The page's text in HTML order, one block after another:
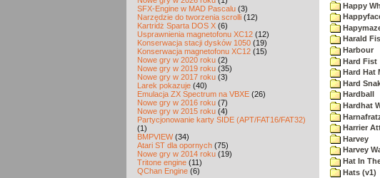
SFX-Engine w MAD Pascalu (3)
Narzędzie do tworzenia scrolli (12)
Kartridż Sparta DOS X (6)
Usprawnienia magnetofonu XC12 (12)
Konserwacja stacji dysków 1050 (19)
Konserwacja magnetofonu XC12 (15)
Nowe gry w 2020 roku (2)
Nowe gry w 2019 roku (35)
Nowe gry w 2017 roku (3)
Larek pokazuje (40)
Emulacja ZX Spectrum na VBXE (26)
Nowe gry w 2016 roku (7)
Nowe gry w 2015 roku (4)
Partycjonowanie karty SIDE (APT/FAT16/FAT32)
(1)
BMPVIEW(34)
Atari ST dla opornych (75)
Nowe gry w 2014 roku (19)
Tritone engine (11)
QChan Engine (6)
Happy
Harald
Harbour
Hard Fist
Hard Hat
Hard
Hardball
Hardhat
Harrier
Harvey
Harvey
Hat In
Hats (v1)